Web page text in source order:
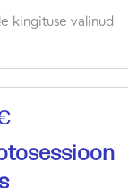
kingituse valinud